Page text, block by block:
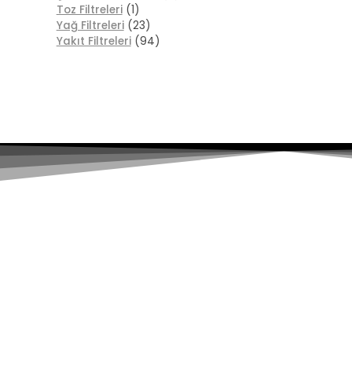
Toz Filtreleri (1)
Yağ Filtreleri (23)
Yakıt Filtreleri (94)